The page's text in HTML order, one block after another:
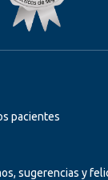
pacientes
sugerencias y